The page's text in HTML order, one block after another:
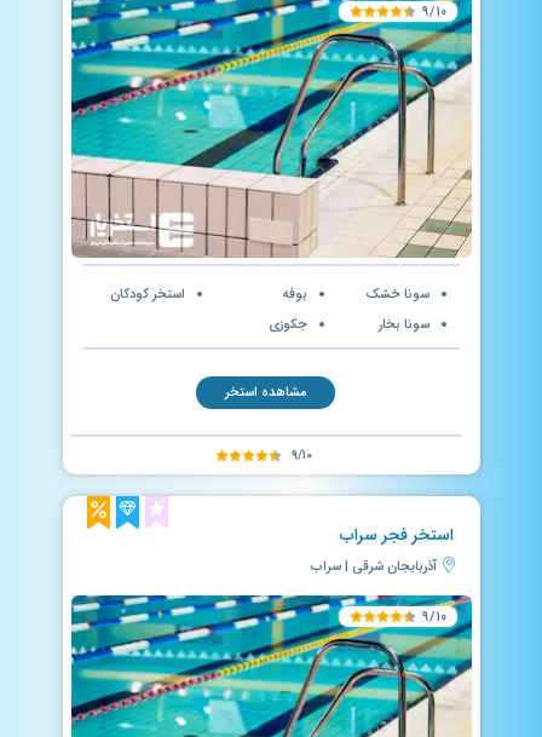
۹/۱۰
سونا خشک
سونا بخار
بوفه
جکوزی
استخر کودکان
مشاهده استخر
۹/۱۰
استخر فجر سراب
آذربایجان شرقی | سراب
۹/۱۰